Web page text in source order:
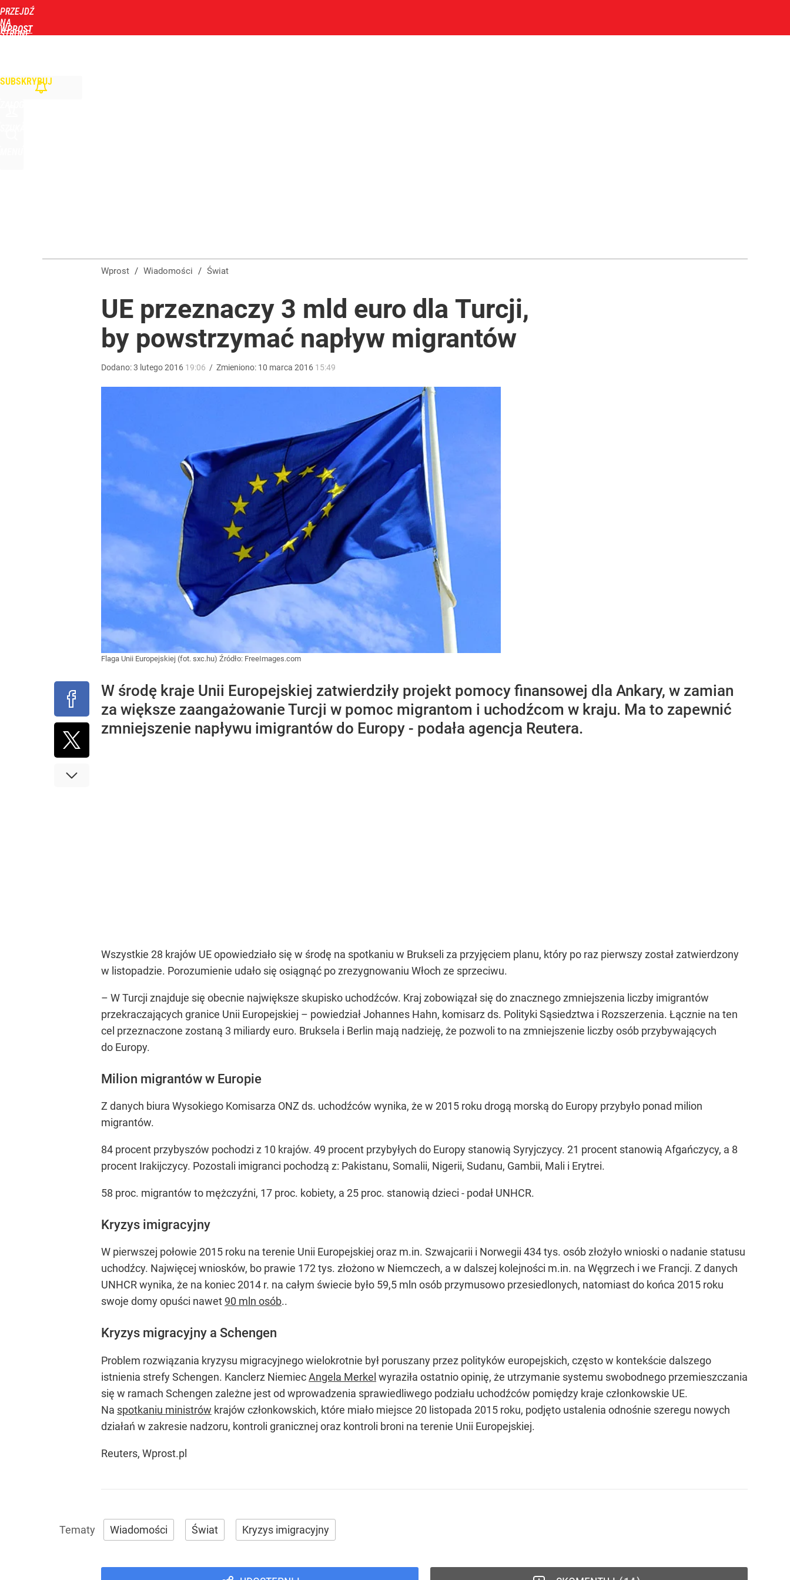
PRZEJDŹ
NA
STRONĘ
WPROST
SUBSKRYBUJ
1
Taki plan ma dotyczyć Hołowni. Miller i Komorowski mówią o politycznej grze
Temu, Shein i AliExpress już nie takie atrakcyjne. Polaków zapytano o zakupy
Pomysł PiS skonfrontowany z rzeczywistością. Tylu Ukraińców pracuje w Polsce
Wprost / Wiadomości / Świat
UE przeznaczy 3 mld euro dla Turcji,
by powstrzymać napływ migrantów
Dodano:3 lutego2016 19:06 / Zmieniono: 10 marca 2016 15:49
Flaga Unii Europejskiej (fot. sxc.hu) Źródło: FreeImages.com
W środę kraje Unii Europejskiej zatwierdziły projekt pomocy finansowej dla Ankary, w zamian
za większe zaangażowanie Turcji w pomoc migrantom i uchodźcom w kraju. Ma to zapewnić
zmniejszenie napływu imigrantów do Europy - podała agencja Reutera.
Wszystkie 28 krajów UE opowiedziało się w środę na spotkaniu w Brukseli za przyjęciem planu, który po raz pierwszy został zatwierdzony
w listopadzie. Porozumienie udało się osiągnąć po zrezygnowaniu Włoch ze sprzeciwu.
– W Turcji znajduje się obecnie największe skupisko uchodźców. Kraj zobowiązał się do znacznego zmniejszenia liczby imigrantów
przekraczających granice Unii Europejskiej – powiedział Johannes Hahn, komisarz ds. Polityki Sąsiedztwa i Rozszerzenia. Łącznie na ten
cel przeznaczone zostaną 3 miliardy euro. Bruksela i Berlin mają nadzieję, że pozwoli to na zmniejszenie liczby osób przybywających
do Europy.
Milion migrantów w Europie
Z danych biura Wysokiego Komisarza ONZ ds. uchodźców wynika, że w 2015 roku drogą morską do Europy przybyło ponad milion
migrantów.
84 procent przybyszów pochodzi z 10 krajów. 49 procent przybyłych do Europy stanowią Syryjczycy. 21 procent stanowią Afgańczycy, a 8
procent Irakijczycy. Pozostali imigranci pochodzą z: Pakistanu, Somalii, Nigerii, Sudanu, Gambii, Mali i Erytrei.
58 proc. migrantów to mężczyźni, 17 proc. kobiety, a 25 proc. stanowią dzieci - podał UNHCR.
Kryzys imigracyjny
W pierwszej połowie 2015 roku na terenie Unii Europejskiej oraz m.in. Szwajcarii i Norwegii 434 tys. osób złożyło wnioski o nadanie statusu
uchodźcy. Najwięcej wniosków, bo prawie 172 tys. złożono w Niemczech, a w dalszej kolejności m.in. na Węgrzech i we Francji. Z danych
UNHCR wynika, że na koniec 2014 r. na całym świecie było 59,5 mln osób przymusowo przesiedlonych, natomiast do końca 2015 roku
swoje domy opuści nawet 90 mln osób..
Kryzys migracyjny a Schengen
Problem rozwiązania kryzysu migracyjnego wielokrotnie był poruszany przez polityków europejskich, często w kontekście dalszego
istnienia strefy Schengen. Kanclerz NiemiecAngela Merkel wyraziła ostatnio opinię, że utrzymanie systemu swobodnego przemieszczania
się w ramach Schengen zależne jest od wprowadzenia sprawiedliwego podziału uchodźców pomiędzy kraje członkowskie UE.
Na spotkaniu ministrów krajów członkowskich, które miało miejsce 20 listopada 2015 roku, podjęto ustalenia odnośnie szeregu nowych
działań w zakresie nadzoru, kontroli granicznej oraz kontroli broni na terenie Unii Europejskiej.
Reuters, Wprost.pl
Wiadomości Świat Kryzys imigracyjny